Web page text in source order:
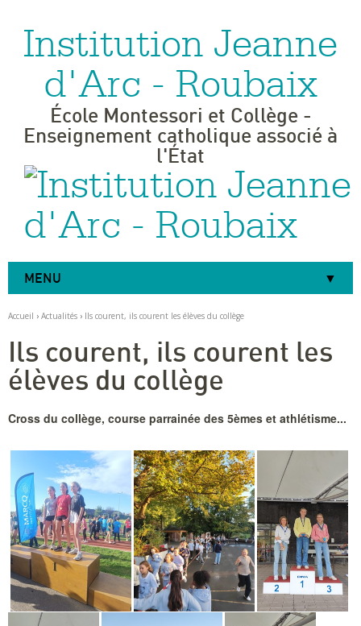
Outils
personnels
Institution Jeanne
d'Arc - Roubaix
École Montessori et Collège -
Enseignement catholique associé à
l'État
MENU
Accueil › Actualités › Ils courent, ils courent les élèves du collège
Ils courent, ils courent les
élèves du collège
Cross du collège, course parrainée des 5èmes et athlétisme...